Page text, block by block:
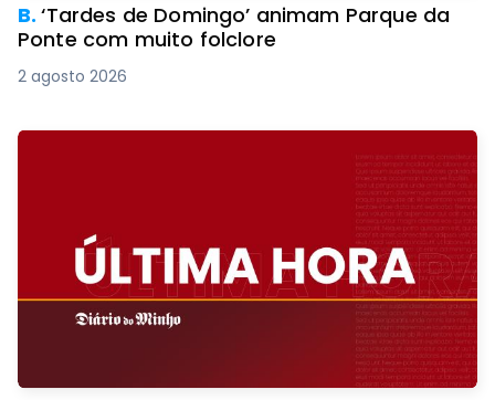
B.‘Tardes de Domingo’ animam Parque da
Ponte com muito folclore
2 agosto 2026